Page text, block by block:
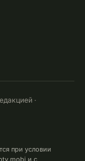
·
при условии
регистрации.